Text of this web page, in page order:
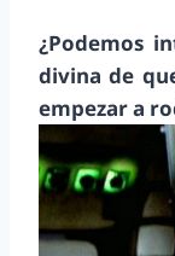
¿Podemos
divina de
empezar a